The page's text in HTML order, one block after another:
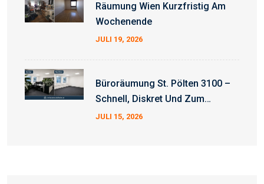
Räumung Wien Kurzfristig Am
Wochenende
JULI 19, 2026
Büroräumung St. Pölten 3100 –
Schnell, Diskret Und Zum
Fixpreis
JULI 15, 2026